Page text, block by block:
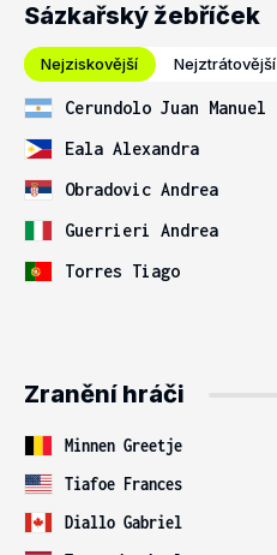
Sázkařský žebříček
Nejziskovější Nejztrátovější
Cerundolo Juan Manuel
Eala Alexandra
Obradovic Andrea
Guerrieri Andrea
Torres Tiago
Zranění hráči
Minnen Greetje
Tiafoe Frances
Diallo Gabriel